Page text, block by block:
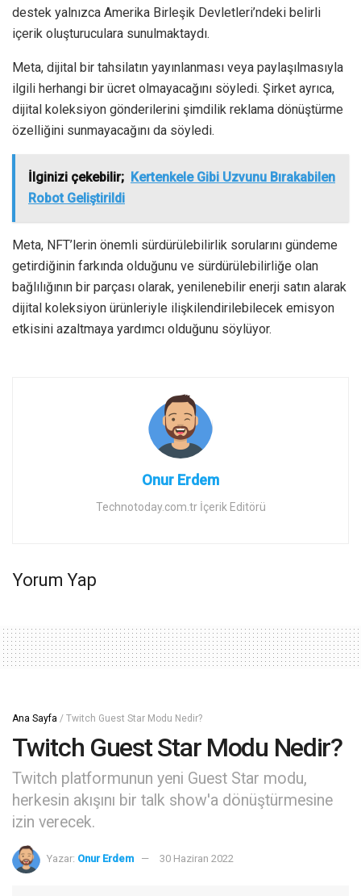
destek yalnızca Amerika Birleşik Devletleri’ndeki belirli
içerik oluşturuculara sunulmaktaydı.
Meta, dijital bir tahsilatın yayınlanması veya paylaşılmasıyla
ilgili herhangi bir ücret olmayacağını söyledi. Şirket ayrıca,
dijital koleksiyon gönderilerini şimdilik reklama dönüştürme
özelliğini sunmayacağını da söyledi.
İlginizi çekebilir; Kertenkele Gibi Uzvunu Bırakabilen
Robot Geliştirildi
Meta, NFT’lerin önemli sürdürülebilirlik sorularını gündeme
getirdiğinin farkında olduğunu ve sürdürülebilirliğe olan
bağlılığının bir parçası olarak, yenilenebilir enerji satın alarak
dijital koleksiyon ürünleriyle ilişkilendirilebilecek emisyon
etkisini azaltmaya yardımcı olduğunu söylüyor.
Onur Erdem
Technotoday.com.tr İçerik Editörü
Yorum Yap
Ana Sayfa / Twitch Guest Star Modu Nedir?
Twitch Guest Star Modu Nedir?
Twitch platformunun yeni Guest Star modu,
herkesin akışını bir talk show'a dönüştürmesine
izin verecek.
Yazar: Onur Erdem 30 Haziran 2022